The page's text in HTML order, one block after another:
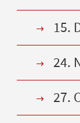
15.
24.
27.